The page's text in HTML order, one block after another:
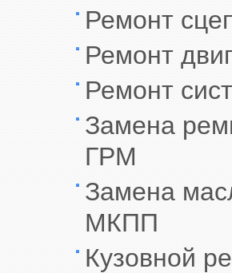
Ремонт
Ремонт
Ремонт
Замена
ГРМ
Замена
МКПП
Кузовной